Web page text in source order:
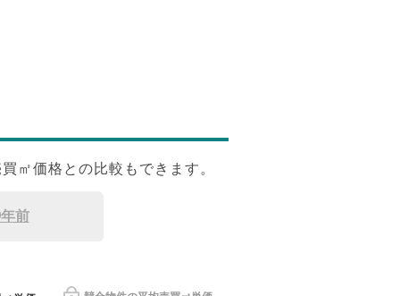
㎡価格との比較もできます。
前